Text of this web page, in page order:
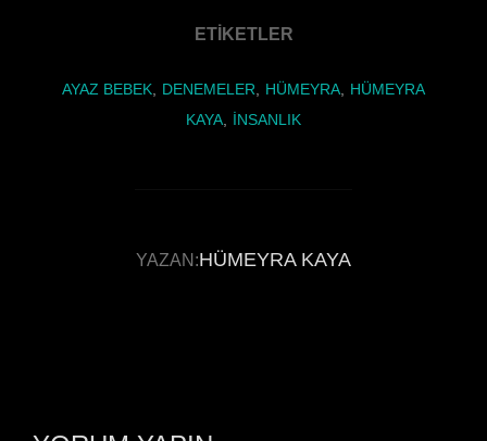
o
ETIKETLER
AYAZ BEBEK DENEMELER HÜMEYRA
HÜMEYRA
KAYA
İNSANLIK
YAZAR
YAZAN:HÜMEYRA KAYA